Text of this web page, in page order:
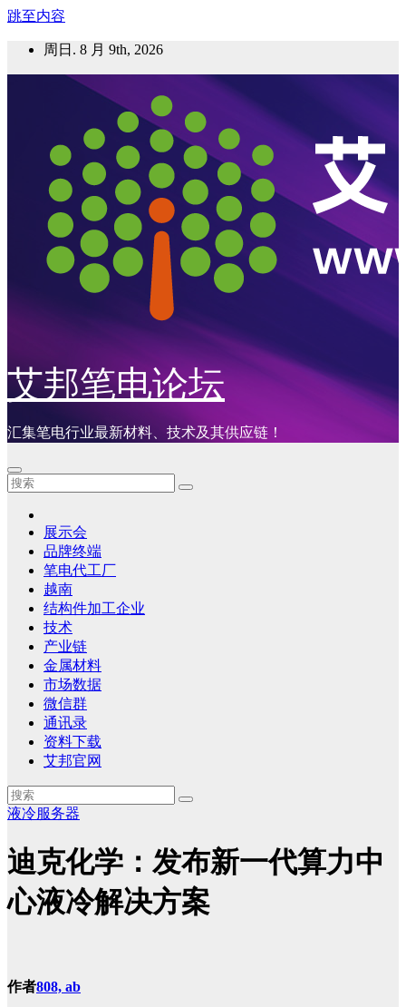
跳至内容
周日. 8 月 9th, 2026
艾邦笔电论坛
汇集笔电行业最新材料、技术及其供应链！
展示会
品牌终端
笔电代工厂
越南
结构件加工企业
技术
产业链
金属材料
市场数据
微信群
通讯录
资料下载
艾邦官网
液冷服务器
迪克化学：发布新一代算力中
心液冷解决方案
作者808, ab